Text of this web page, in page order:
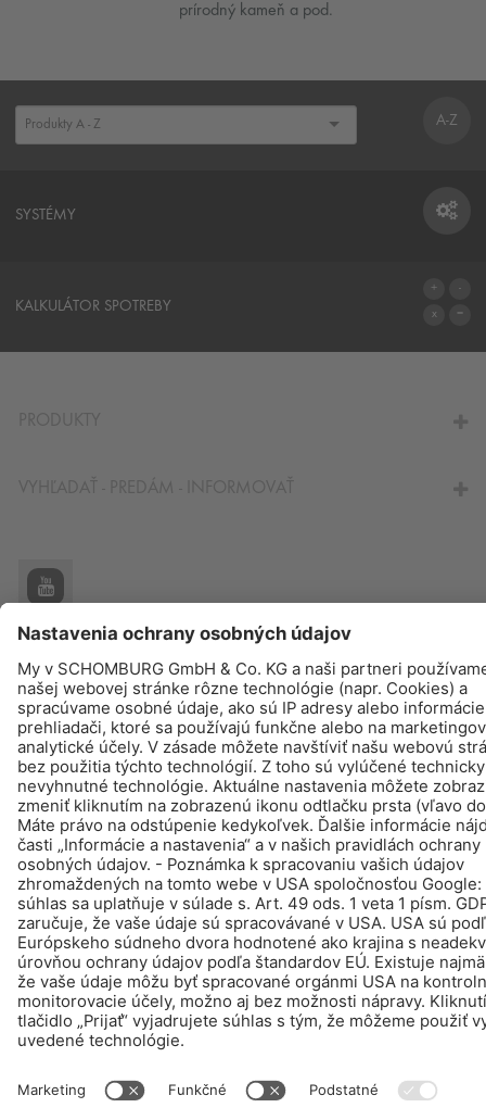
prírodný kameň a pod.
A-Z
SYSTÉMY
KALKULÁTOR SPOTREBY
© Schomburg.Tiráž| Informácie o ochrane osobných údajov pre návštevníkov webovej
stránky
Design & realizácia +| LOUIS INTERNET